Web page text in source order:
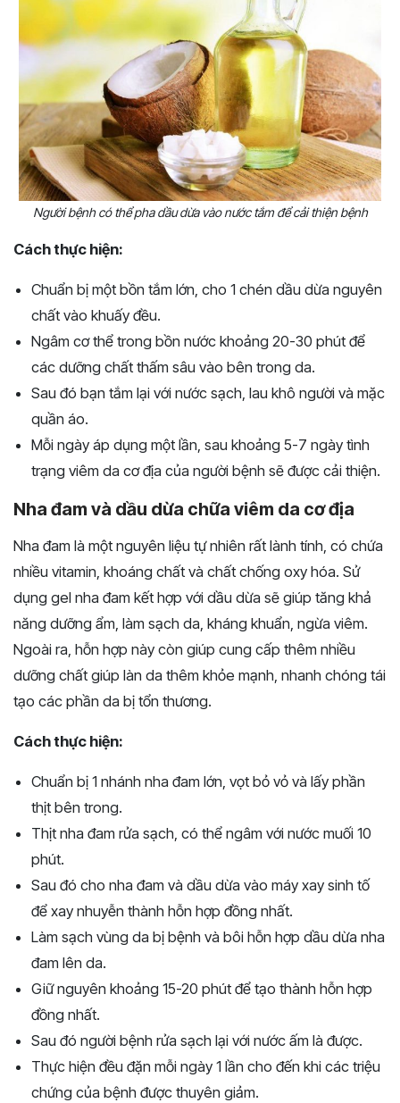
Người bệnh có thể pha dầu dừa vào nước tắm để cải thiện bệnh
Cách thực hiện:
Chuẩn bị một bồn tắm lớn, cho 1 chén dầu dừa nguyên
chất vào khuấy đều.
Ngâm cơ thể trong bồn nước khoảng 20-30 phút để
các dưỡng chất thấm sâu vào bên trong da.
Sau đó bạn tắm lại với nước sạch, lau khô người và mặc
quần áo.
Mỗi ngày áp dụng một lần, sau khoảng 5-7 ngày tình
trạng viêm da cơ địa của người bệnh sẽ được cải thiện.
Nha đam và dầu dừa chữa viêm da cơ địa
Nha đam là một nguyên liệu tự nhiên rất lành tính, có chứa
nhiều vitamin, khoáng chất và chất chống oxy hóa. Sử
dụng gel nha đam kết hợp với dầu dừa sẽ giúp tăng khả
năng dưỡng ẩm, làm sạch da, kháng khuẩn, ngừa viêm.
Ngoài ra, hỗn hợp này còn giúp cung cấp thêm nhiều
dưỡng chất giúp làn da thêm khỏe mạnh, nhanh chóng tái
tạo các phần da bị tổn thương.
Cách thực hiện:
Chuẩn bị 1 nhánh nha đam lớn, vọt bỏ vỏ và lấy phần
thịt bên trong.
Thịt nha đam rửa sạch, có thể ngâm với nước muối 10
phút.
Sau đó cho nha đam và dầu dừa vào máy xay sinh tố
để xay nhuyễn thành hỗn hợp đồng nhất.
Làm sạch vùng da bị bệnh và bôi hỗn hợp dầu dừa nha
đam lên da.
Giữ nguyên khoảng 15-20 phút để tạo thành hỗn hợp
đồng nhất.
Sau đó người bệnh rửa sạch lại với nước ấm là được.
Thực hiện đều đặn mỗi ngày 1 lần cho đến khi các triệu
chứng của bệnh được thuyên giảm.